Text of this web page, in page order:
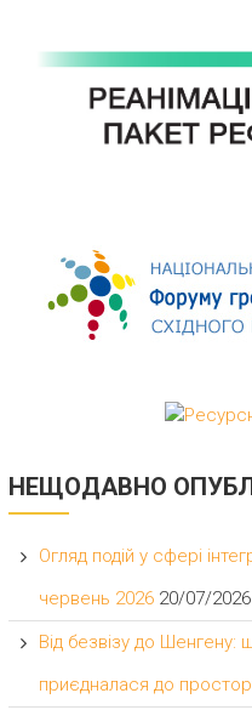
НЕЩОДАВНО
Огляд подій у сфері
червень 2026 20/07/2026
Від безвізу до Шенгену:
приєдналася до